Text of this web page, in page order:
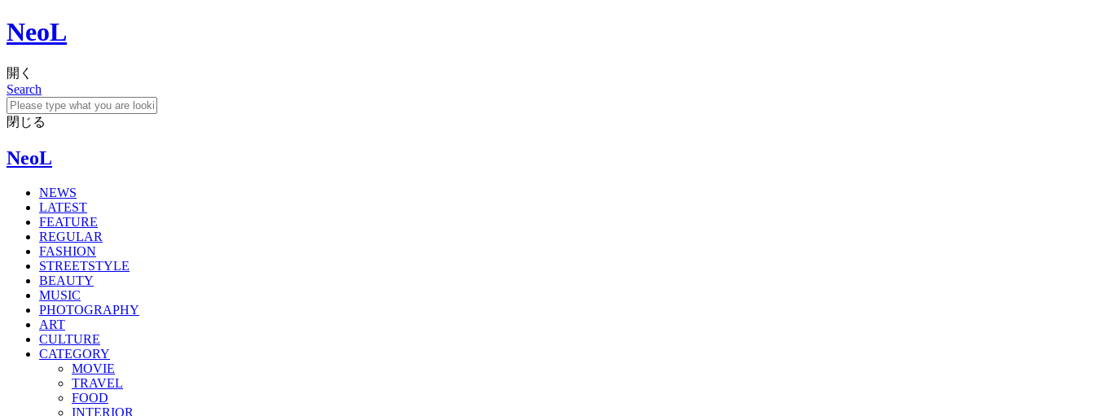
NeoL
開く
Search
閉じる
NeoL
NEWS
LATEST
FEATURE
REGULAR
FASHION
STREETSTYLE
BEAUTY
MUSIC
PHOTOGRAPHY
ART
CULTURE
CATEGORY
MOVIE
TRAVEL
FOOD
INTERIOR